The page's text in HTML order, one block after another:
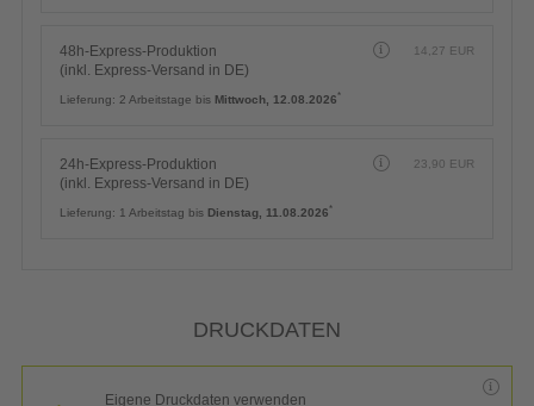
48h-Express-Produktion
(inkl. Express-Versand in DE)
14,27 EUR
Lieferung: 2 Arbeitstage bis Mittwoch, 12.08.2026*
24h-Express-Produktion
(inkl. Express-Versand in DE)
23,90 EUR
Lieferung: 1 Arbeitstag bis Dienstag, 11.08.2026*
DRUCKDATEN
Eigene Druckdaten verwenden